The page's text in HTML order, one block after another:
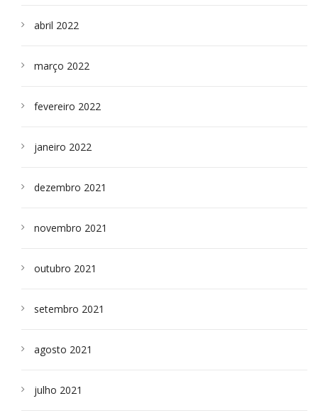
abril 2022
março 2022
fevereiro 2022
janeiro 2022
dezembro 2021
novembro 2021
outubro 2021
setembro 2021
agosto 2021
julho 2021